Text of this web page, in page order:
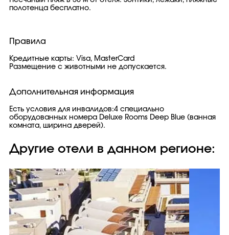
полотенца бесплатно.
Правила
Кредитные карты: Visa, MasterCard
Размещение с животными не допускается.
Дополнительная информация
Есть условия для инвалидов:4 специально
оборудованных номера Deluxe Rooms Deep Blue (ванная
комната, ширина дверей).
Другие отели в данном регионе: